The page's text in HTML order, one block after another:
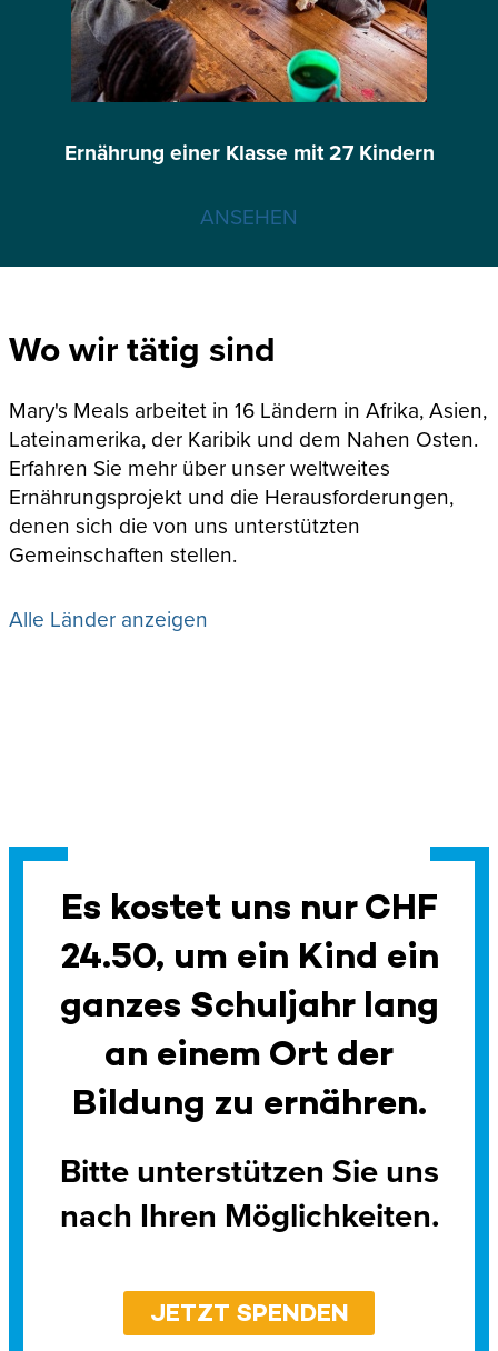
Ernährung einer Klasse mit 27 Kindern
ANSEHEN
Wo wir tätig sind
Mary's Meals arbeitet in 16 Ländern in Afrika, Asien,
Lateinamerika, der Karibik und dem Nahen Osten.
Erfahren Sie mehr über unser weltweites
Ernährungsprojekt und die Herausforderungen,
denen sich die von uns unterstützten
Gemeinschaften stellen.
Alle Länder anzeigen
Es kostet uns nur CHF
24.50, um ein Kind ein
ganzes Schuljahr lang
an einem Ort der
Bildung zu ernähren.
Bitte unterstützen Sie uns
nach Ihren Möglichkeiten.
JETZT SPENDEN